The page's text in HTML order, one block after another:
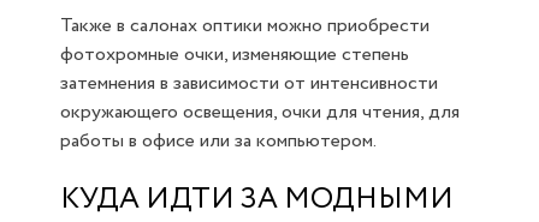
Также в салонах оптики можно приобрести
фотохромные очки, изменяющие степень
затемнения в зависимости от интенсивности
окружающего освещения, очки для чтения, для
работы в офисе или за компьютером.
КУДА ИДТИ ЗА МОДНЫМИ